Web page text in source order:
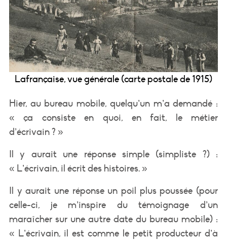
Lafrançaise, vue générale (carte postale de 1915)
Hier, au bureau mobile, quelqu’un m’a demandé :
« ça consiste en quoi, en fait, le métier
d’écrivain ? »
Il y aurait une réponse simple (simpliste ?) :
« L’écrivain, il écrit des histoires. »
Il y aurait une réponse un poil plus poussée (pour
celle-ci, je m’inspire du témoignage d’un
maraîcher sur une autre date du bureau mobile) :
« L’écrivain, il est comme le petit producteur d’à